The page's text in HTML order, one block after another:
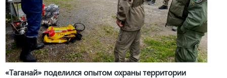
«Таганай» поделился опытом охраны территории